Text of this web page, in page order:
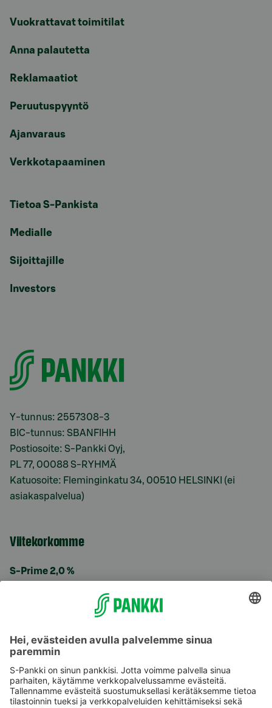
Vuokrattavat toimitilat
Anna palautetta
Reklamaatiot
Peruutuspyyntö
Ajanvaraus
Verkkotapaaminen
Tietoa S-Pankista
Medialle
Sijoittajille
Investors
Y-tunnus: 2557308-3
BIC-tunnus: SBANFIHH
Postiosoite: S-Pankki Oyj,
PL 77, 00088 S-RYHMÄ
Katuosoite: Fleminginkatu 34, 00510 HELSINKI (ei
asiakaspalvelua)
Viitekorkomme
S-Prime 2,0 %